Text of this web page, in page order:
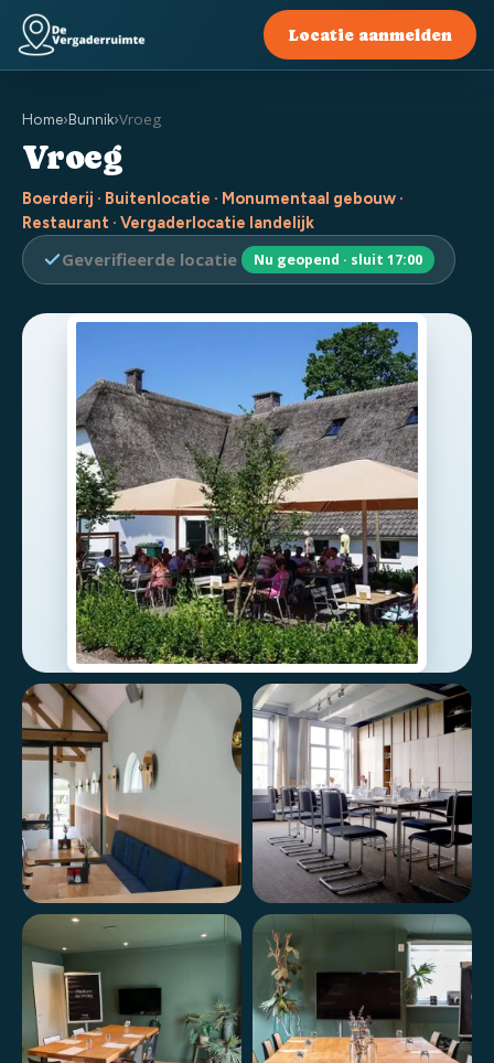
Locatie aanmelden
Home›Bunnik›Vroeg
Vroeg
Boerderij · Buitenlocatie · Monumentaal gebouw ·
Restaurant · Vergaderlocatie landelijk
Geverifieerde locatie Nu geopend · sluit 17:00